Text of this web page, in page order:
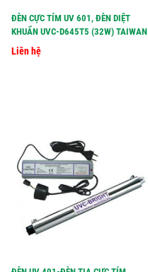
ĐÈN CỰC TÍM UV 601, ĐÈN DIỆT
KHUẨN UVC-D645T5 (32W) TAIWAN
Liên hệ